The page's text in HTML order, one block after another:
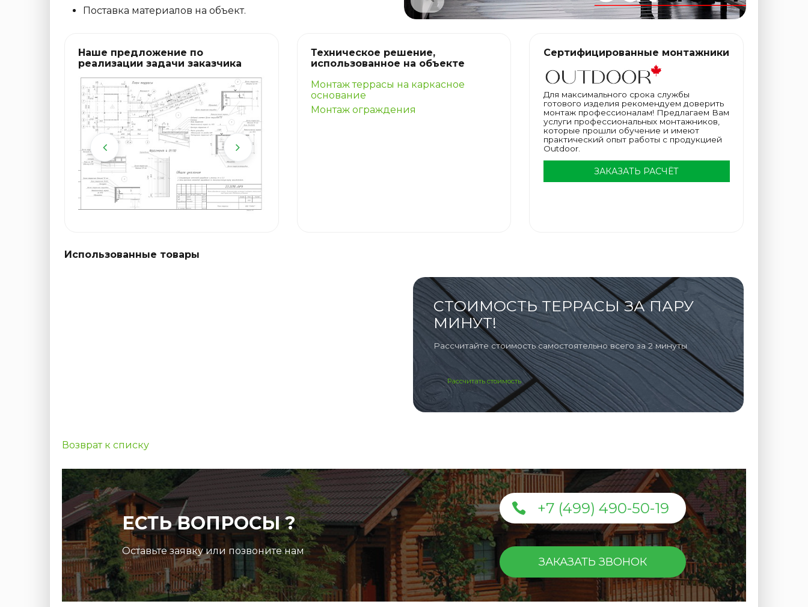
Поставка материалов на объект.
Наше предложение по
реализации задачи заказчика
Техническое решение,
использованное на объекте
Монтаж террасы на каркасное
основание
Монтаж ограждения
Сертифицированные монтажники
Для максимального срока службы
готового изделия рекомендуем доверить
монтаж профессионалам! Предлагаем Вам
услуги профессиональных монтажников,
которые прошли обучение и имеют
практический опыт работы с продукцией
Outdoor.
ЗАКАЗАТЬ РАСЧЁТ
СТОИМОСТЬ ТЕРРАСЫ ЗА ПАРУ
МИНУТ!
Рассчитайте стоимость самостоятельно всего за 2 минуты
Рассчитать стоимость
Использованные товары
Возврат к списку
ЕСТЬ ВОПРОСЫ ?
Оставьте заявку или позвоните нам
+7 (499) 490-50-19
ЗАКАЗАТЬ ЗВОНОК